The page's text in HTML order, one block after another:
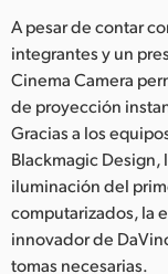
A pesar de contar
integrantes y un
Cinema Camera
de proyección
Gracias a los
Blackmagic
iluminación del
computarizados, la
innovador de
tomas necesarias.